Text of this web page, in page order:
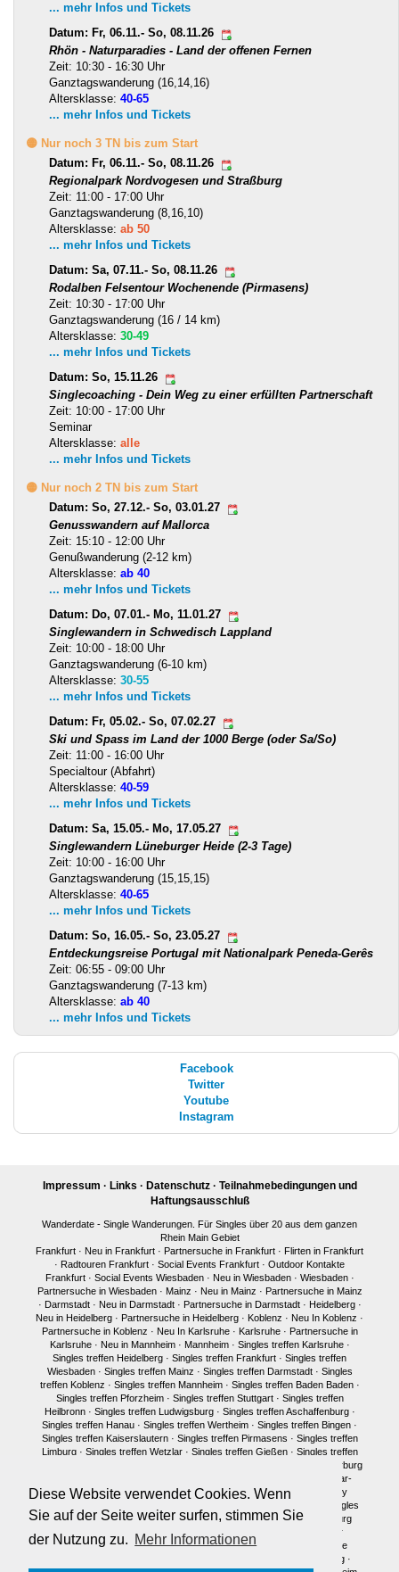
Diese Website verwendet Cookies. Wenn
Sie auf der Seite weiter surfen, stimmen Sie
der Nutzung zu. Mehr Informationen
... mehr Infos und Tickets
Datum: Fr, 06.11.- So, 08.11.26
Rhön - Naturparadies - Land der offenen Fernen
Zeit: 10:30 - 16:30 Uhr
Ganztagswanderung (16,14,16)
Altersklasse: 40-65
... mehr Infos und Tickets
🟡 Nur noch 3 TN bis zum Start
Datum: Fr, 06.11.- So, 08.11.26
Regionalpark Nordvogesen und Straßburg
Zeit: 11:00 - 17:00 Uhr
Ganztagswanderung (8,16,10)
Altersklasse: ab 50
... mehr Infos und Tickets
Datum: Sa, 07.11.- So, 08.11.26
Rodalben Felsentour Wochenende (Pirmasens)
Zeit: 10:30 - 17:00 Uhr
Ganztagswanderung (16 / 14 km)
Altersklasse: 30-49
... mehr Infos und Tickets
Datum: So, 15.11.26
Singlecoaching - Dein Weg zu einer erfüllten Partnerschaft
Zeit: 10:00 - 17:00 Uhr
Seminar
Altersklasse: alle
... mehr Infos und Tickets
🟡 Nur noch 2 TN bis zum Start
Datum: So, 27.12.- So, 03.01.27
Genusswandern auf Mallorca
Zeit: 15:10 - 12:00 Uhr
Genußwanderung (2-12 km)
Altersklasse: ab 40
... mehr Infos und Tickets
Datum: Do, 07.01.- Mo, 11.01.27
Singlewandern in Schwedisch Lappland
Zeit: 10:00 - 18:00 Uhr
Ganztagswanderung (6-10 km)
Altersklasse: 30-55
... mehr Infos und Tickets
Datum: Fr, 05.02.- So, 07.02.27
Ski und Spass im Land der 1000 Berge (oder Sa/So)
Zeit: 11:00 - 16:00 Uhr
Specialtour (Abfahrt)
Altersklasse: 40-59
... mehr Infos und Tickets
Datum: Sa, 15.05.- Mo, 17.05.27
Singlewandern Lüneburger Heide (2-3 Tage)
Zeit: 10:00 - 16:00 Uhr
Ganztagswanderung (15,15,15)
Altersklasse: 40-65
... mehr Infos und Tickets
Datum: So, 16.05.- So, 23.05.27
Entdeckungsreise Portugal mit Nationalpark Peneda-Gerês
Zeit: 06:55 - 09:00 Uhr
Ganztagswanderung (7-13 km)
Altersklasse: ab 40
... mehr Infos und Tickets
Facebook
Twitter
Youtube
Instagram
Impressum · Links · Datenschutz· Teilnahmebedingungen und
Haftungsausschluß
Wanderdate - Single Wanderungen. Für Singles über 20 aus dem ganzen
Rhein Main Gebiet
Frankfurt · Neu in Frankfurt · Partnersuche in Frankfurt · Flirten in Frankfurt
· Radtouren Frankfurt · Social Events Frankfurt · Outdoor Kontakte
Frankfurt· Social Events Wiesbaden· Neu in Wiesbaden· Wiesbaden·
Partnersuche in Wiesbaden· Mainz · Neu in Mainz · Partnersuche in Mainz
· Darmstadt· Neu in Darmstadt· Partnersuche in Darmstadt· Heidelberg·
Neu in Heidelberg · Partnersuche in Heidelberg · Koblenz · Neu In Koblenz ·
Partnersuche in Koblenz · Neu In Karlsruhe· Karlsruhe· Partnersuche in
Karlsruhe· Neu in Mannheim· Mannheim· Singles treffen Karlsruhe·
Singles treffen Heidelberg · Singles treffen Frankfurt · Singles treffen
Wiesbaden· Singles treffen Mainz · Singles treffen Darmstadt· Singles
treffen Koblenz · Singles treffen Mannheim· Singles treffen Baden Baden·
Singles treffen Pforzheim· Singles treffen Stuttgart· Singles treffen
Heilbronn· Singles treffen Ludwigsburg· Singles treffen Aschaffenburg·
Singles treffen Hanau · Singles treffen Wertheim · Singles treffen Bingen ·
Singles treffen Kaiserslautern· Singles treffen Pirmasens · Singles treffen
Limburg· Singles treffen Wetzlar· Singles treffen Gießen· Singles treffen
Singles treffen Marburg
Singles treffen Idar-
Oberstein·Neu in München·Singles treffen München·
Single Party
Singles
treffen Berlin ·Single Party Berlin· Singles Berlin ·Singles Regensburg
Single Männer Frankfurt
Single Frauen Frankfurt
Single Männer
Darmstadt· Single Frauen Darmstadt·Single Männer Mainz
Single
Single Frauen Heidelberg ·